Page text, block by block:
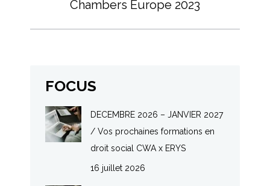
Chambers Europe 2023
FOCUS
DECEMBRE 2026 – JANVIER 2027
/ Vos prochaines formations en
droit social CWA x ERYS
16 juillet 2026